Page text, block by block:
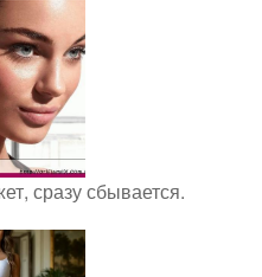
сразу сбывается.